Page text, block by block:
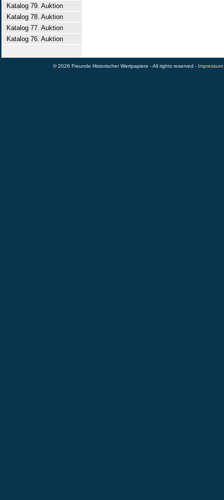
Katalog 79. Auktion
Katalog 78. Auktion
Katalog 77. Auktion
Katalog 76. Auktion
© 2026 Freunde Historischer Wertpapiere - All rights reserved - Impressum